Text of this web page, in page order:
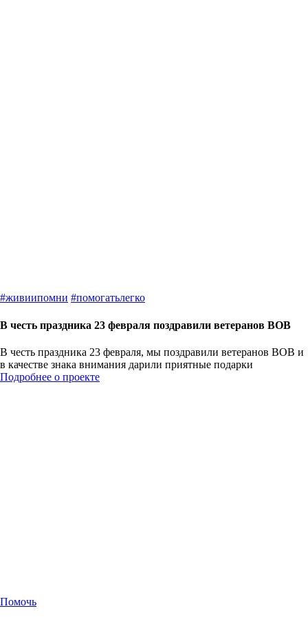
#живиипомни #помогатьлегко
В честь праздника 23 февраля поздравили ветеранов ВОВ
В честь праздника 23 февраля, мы поздравили ветеранов ВОВ и
в качестве знака внимания дарили приятные подарки
Подробнее о проекте
Помочь